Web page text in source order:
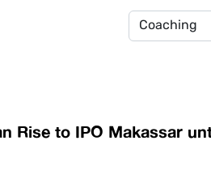
Rise to IPO Makassar